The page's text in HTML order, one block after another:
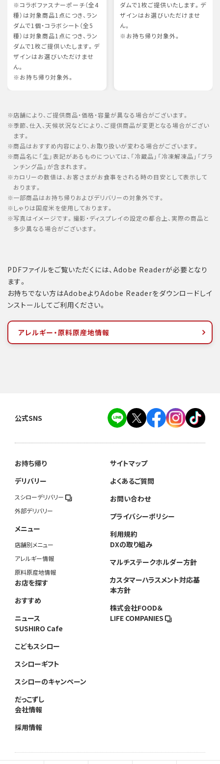
※コラボファスナーポーチ（全4
種）は対象商品1点につき、ラン
ダムで1個・コラボシート（全5
種）は対象商品1点につき、ラン
ダムで1枚ご提供いたします。デ
ザインはお選びいただけませ
ん。
※お持ち帰り対象外。
ダムで1枚ご提供いたします。デ
ザインはお選びいただけませ
ん。
※お持ち帰り対象外。
店舗により、ご提供商品・価格・容量が異なる場合がございます。
季節、仕入、天候状況などにより、ご提供商品が変更となる場合がござい
ます。
商品はおすすめ内容により、お取り扱いが変わる場合がございます。
商品名に「生」表記があるものについては、「冷蔵品」「冷凍解凍品」「ブラ
ンチング品」が含まれます。
カロリーの数値は、お客さまがお食事をされる時の目安として表示して
おります。
一部商品はお持ち帰りおよびデリバリーの対象外です。
しゃりは国産米を使用しております。
写真はイメージです。撮影・ディスプレイの設定の都合上、実際の商品と
多少異なる場合がございます。
PDFファイルをご覧いただくには、Adobe Readerが必要となり
ます。
お持ちでない方はAdobeよりAdobe Readerをダウンロードしイ
ンストールしてご利用ください。
アレルギー・原料原産地情報
公式SNS
お持ち帰り
デリバリー
スシローデリバリー
外部デリバリー
メニュー
店舗別メニュー
アレルギー情報
原料原産地情報
お店を探す
おすすめ
ニュース
SUSHIRO Cafe
こどもスシロー
スシローギフト
スシローのキャンペーン
だっこずし
会社情報
採用情報
サイトマップ
よくあるご質問
お問い合わせ
プライバシーポリシー
利用規約
DXの取り組み
マルチステークホルダー方針
カスタマーハラスメント対応基
本方針
株式会社FOOD＆
LIFE COMPANIES